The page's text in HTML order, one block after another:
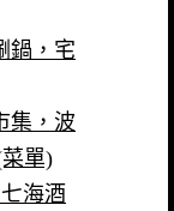
鍋，宅
集，波
單)
海酒